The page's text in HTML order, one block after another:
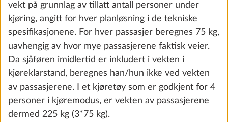
the future. You can find more information about
cookies and customization options by clicking on
the "Show details" link.
Show details Decline Accept all
vekt på grunnlag av tillatt antall personer under
kjøring, angitt for hver planløsning i de tekniske
spesifikasjonene. For hver passasjer beregnes 75 kg,
uavhengig av hvor mye passasjerene faktisk veier.
Da sjåføren imidlertid er inkludert i vekten i
kjøreklarstand, beregnes han/hun ikke ved vekten
av passasjerene. I et kjøretøy som er godkjent for 4
personer i kjøremodus, er vekten av passasjerene
dermed 225 kg (3*75 kg).